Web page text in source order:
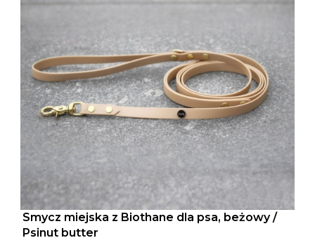
Smycz miejska z Biothane dla psa, beżowy /
Psinut butter